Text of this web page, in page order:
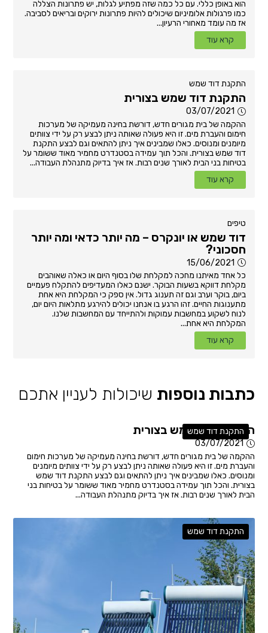
הוא באופן כללי. עם כל כמה שזה מפתיע לגלות, יש פתרונות הצללה
כמו פרגולות אלומיניום שיכולים להיות פתרונות ירוקים ובריאים לסביבה.
אז מה עומד מאחורי הרעיון...
קרא עוד
התקנת דוד שמש
התקנת דוד שמש בצורית
03/07/2021
ההקמה של בית מגורים חדש, דורשת בחינה מעמיקה של מערכות
חימום והעברת מים. זו היא פעולה שאותה ניתן לבצע רק על ידי צוותים
מיומנים ומנוסים. כאלו שמבינים איך ניתן להתאים וגם לבצע התקנת
דוד שמש בצורית. והכל תוך עמידה בסטנדרט מחמיר מאוד ששומר על
בטיחות בני הבית לאורך שנים רבות. אז איך בדיוק מתנהלת העבודה...
קרא עוד
טיפים
דוד שמש או יונקרס – מה יותר כדאי ומה יותר
חסכוני?
15/06/2021
כל אחד מאיתנו מחכה למקלחת שלו בסוף היום או כאלה שאוהבים
מקלחת דווקא בשעות הבוקר. ישנם כאלו המעדיפים להתקלח פעמיים
ביום, בוקר וערב וגם זה תענוג גדול. אין ספק כי המקלחת היא אחת
מתענוגות החיים. זהו הרגע בו אנחנו יכולים להירגע מתלאות היום יום,
לנוח לשקוע במחשבות עמוקות ולהתייחד עם המחשבות שלנו.
המקלחת היא אחת...
קרא עוד
כתבות נוספות שיכולות לעניין אתכם
התקנת דוד שמש
התקנת דוד שמש בצורית
03/07/2021
ההקמה של בית מגורים חדש, דורשת בחינה מעמיקה של מערכות חימום
והעברת מים. זו היא פעולה שאותה ניתן לבצע רק על ידי צוותים מיומנים
ומנוסים. כאלו שמבינים איך ניתן להתאים וגם לבצע התקנת דוד שמש
בצורית. והכל תוך עמידה בסטנדרט מחמיר מאוד ששומר על בטיחות בני
הבית לאורך שנים רבות. אז איך בדיוק מתנהלת העבודה...
התקנת דוד שמש